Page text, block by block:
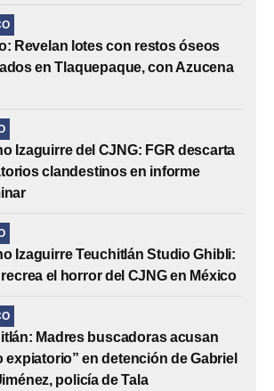
Revelan lotes con restos óseos
en Tlaquepaque, con Azucena
Izaguirre del CJNG: FGR descarta
clandestinos en informe
Izaguirre Teuchitlán Studio Ghibli:
el horror del CJNG en México
Madres buscadoras acusan
expiatorio” en detención de Gabriel
policía de Tala